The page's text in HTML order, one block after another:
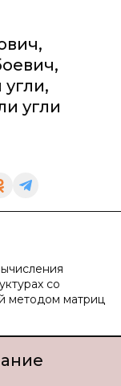
,
,
,
угли
со
методом матриц